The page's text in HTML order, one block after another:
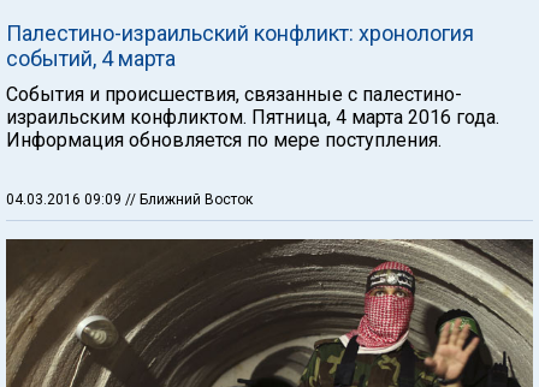
Палестино-израильский конфликт: хронология
событий, 4 марта
События и происшествия, связанные с палестино-
израильским конфликтом. Пятница, 4 марта 2016 года.
Информация обновляется по мере поступления.
04.03.2016 09:09 // Ближний Восток